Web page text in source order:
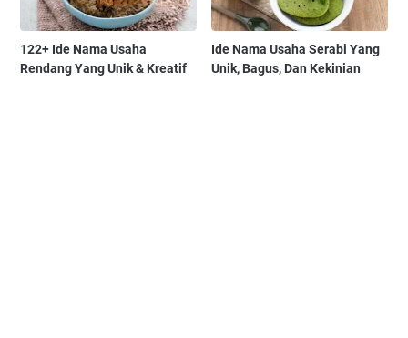
122+ Ide Nama Usaha
Rendang Yang Unik & Kreatif
Ide Nama Usaha Serabi Yang
Unik, Bagus, Dan Kekinian